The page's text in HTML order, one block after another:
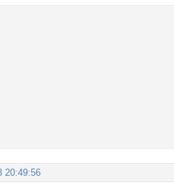
20:49:56